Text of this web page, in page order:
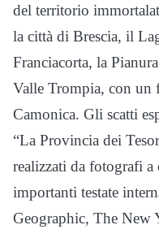
del territorio
la città di Brescia, il
Franciacorta, la
Valle Trompia, con un
Camonica. Gli scatti
“La Provincia dei
realizzati da fotografi
importanti testate
Geographic, The New